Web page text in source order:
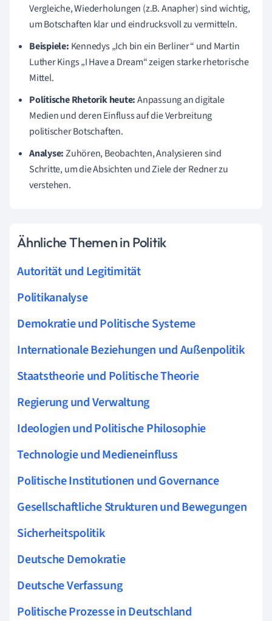
Vergleiche, Wiederholungen (z.B. Anapher) sind wichtig,
um Botschaften klar und eindrucksvoll zu vermitteln.
Beispiele: Kennedys „Ich bin ein Berliner“ und Martin
Luther Kings „I Have a Dream“ zeigen starke rhetorische
Mittel.
Politische Rhetorik heute:Anpassung an digitale
Medien und deren Einfluss auf die Verbreitung
politischer Botschaften.
Analyse:Zuhören, Beobachten, Analysieren sind
Schritte, um die Absichten und Ziele der Redner zu
verstehen.
Ähnliche Themen in Politik
Autorität und Legitimität
Politikanalyse
Demokratie und Politische Systeme
Internationale Beziehungen und Außenpolitik
Staatstheorie und Politische Theorie
Regierung und Verwaltung
Ideologien und Politische Philosophie
Technologie und Medieneinfluss
Politische Institutionen und Governance
Gesellschaftliche Strukturen und Bewegungen
Sicherheitspolitik
Deutsche Demokratie
Deutsche Verfassung
Politische Prozesse in Deutschland